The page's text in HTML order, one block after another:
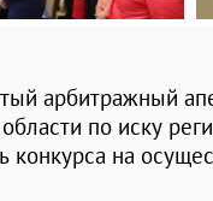
арбитражный
по иску
конкурса на